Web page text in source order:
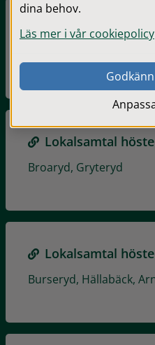
Lokalsamtal
Lokalsamtal
Broaryd, Gryteryd
Lokalsamtal
Burseryd, Hällabäck,
dina behov.
Läs mer i vår cookiepolicy